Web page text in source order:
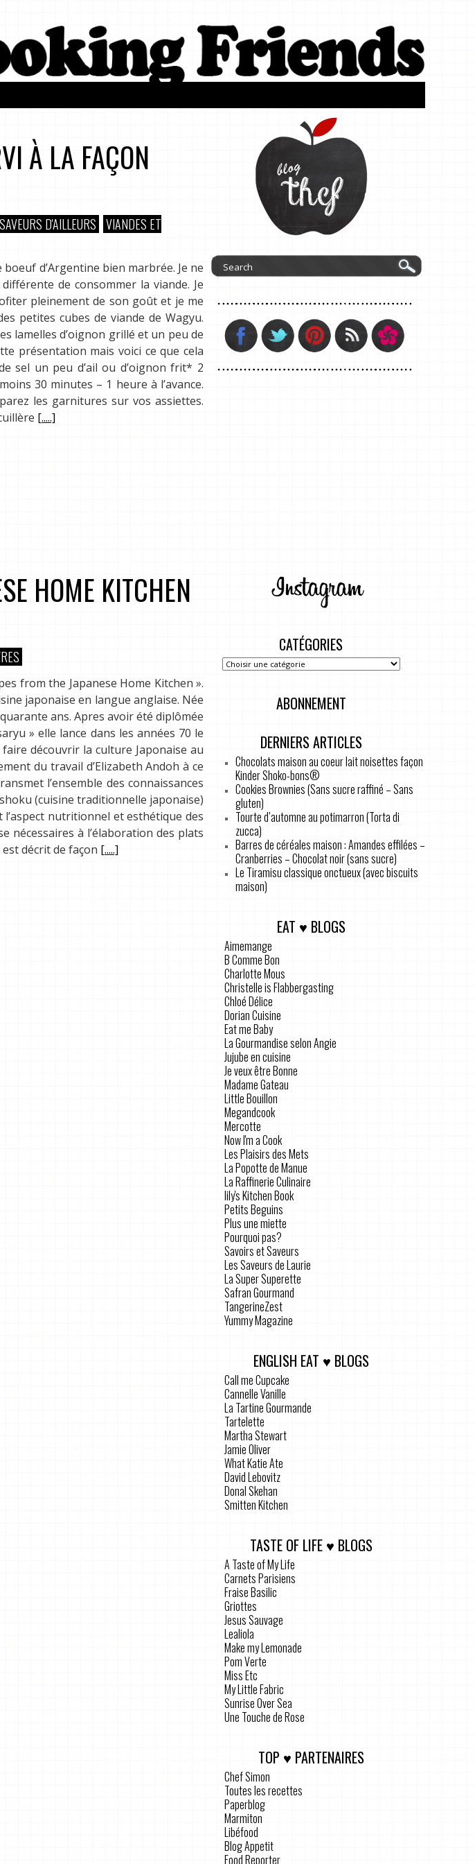
À LA FAÇON
SAVEURS D'AILLEURS VIANDES ET
d’Argentine bien marbrée. Je ne
de consommer la viande. Je
pleinement de son goût et je me
petites cubes de viande de Wagyu.
lamelles d’oignon grillé et un peu de
présentation mais voici ce que cela
sel un peu d’ail ou d’oignon frit* 2
30 minutes – 1 heure à l’avance.
les garnitures sur vos assiettes.
[.....]
HOME KITCHEN
from the Japanese Home Kitchen ».
japonaise en langue anglaise. Née
ans. Apres avoir été diplômée
» elle lance dans les années 70 le
découvrir la culture Japonaise au
du travail d’Elizabeth Andoh à ce
l’ensemble des connaissances
(cuisine traditionnelle japonaise)
nutritionnel et esthétique des
nécessaires à l’élaboration des plats
décrit de façon [.....]
CATÉGORIES
ABONNEMENT
DERNIERS ARTICLES
Chocolats maison au coeur lait noisettes façon
Kinder Shoko-bons®
Cookies Brownies (Sans sucre raffiné – Sans
gluten)
Tourte d’automne au potimarron (Torta di
zucca)
Barres de céréales maison : Amandes effilées –
Cranberries – Chocolat noir (sans sucre)
Le Tiramisu classique onctueux (avec biscuits
maison)
EAT ♥ BLOGS
Aimemange
B Comme Bon
Charlotte Mous
Christelle is Flabbergasting
Chloé Délice
Dorian Cuisine
Eat me Baby
La Gourmandise selon Angie
Jujube en cuisine
Je veux être Bonne
Madame Gateau
Little Bouillon
Megandcook
Mercotte
Now I'm a Cook
Les Plaisirs des Mets
La Popotte de Manue
La Raffinerie Culinaire
lily's Kitchen Book
Petits Beguins
Plus une miette
Pourquoi pas?
Savoirs et Saveurs
Les Saveurs de Laurie
La Super Superette
Safran Gourmand
TangerineZest
Yummy Magazine
ENGLISH EAT ♥ BLOGS
Call me Cupcake
Cannelle Vanille
La Tartine Gourmande
Tartelette
Martha Stewart
Jamie Oliver
What Katie Ate
David Lebovitz
Donal Skehan
Smitten Kitchen
TASTE OF LIFE ♥ BLOGS
A Taste of My Life
Carnets Parisiens
Fraise Basilic
Griottes
Jesus Sauvage
Lealiola
Make my Lemonade
Pom Verte
Miss Etc
My Little Fabric
Sunrise Over Sea
Une Touche de Rose
TOP ♥ PARTENAIRES
Chef Simon
Toutes les recettes
Paperblog
Marmiton
Libéfood
Blog Appetit
Food Reporter